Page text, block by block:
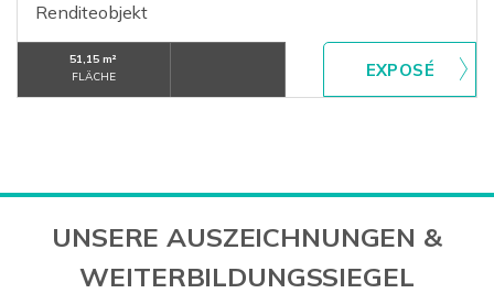
Renditeobjekt
51,15 m²
FLÄCHE
UNSERE AUSZEICHNUNGEN &
WEITERBILDUNGSSIEGEL